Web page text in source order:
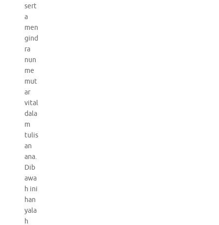
sert
a
men
gind
ra
nun
me
mut
ar
vital
dala
m
tulis
an
ana.
Dib
awa
h ini
han
yala
h